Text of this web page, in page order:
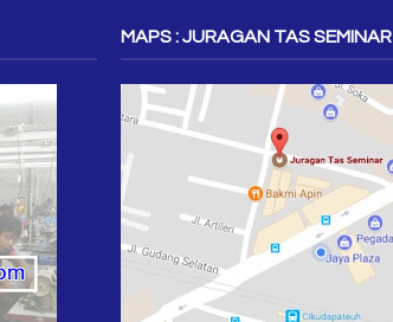
MAPS : JURAGAN TAS SEMINAR